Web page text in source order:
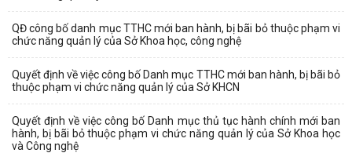
QĐ công bố danh mục TTHC mới ban hành, bị bãi bỏ thuộc phạm vi
chức năng quản lý của Sở Khoa học, công nghệ
Quyết định về việc công bố Danh mục TTHC mới ban hành, bị bãi bỏ
thuộc phạm vi chức năng quản lý của Sở KHCN
Quyết định về việc công bố Danh mục thủ tục hành chính mới ban
hành, bị bãi bỏ thuộc phạm vi chức năng quản lý của Sở Khoa học
và Công nghệ